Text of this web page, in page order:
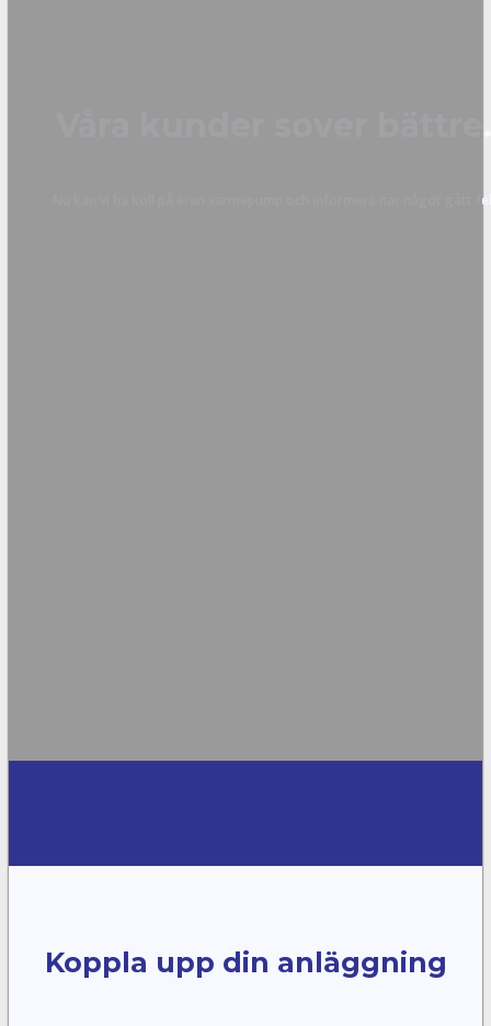
Nu kan vi ha koll på eran värmepump och informera när något gått
Koppla upp din anläggning